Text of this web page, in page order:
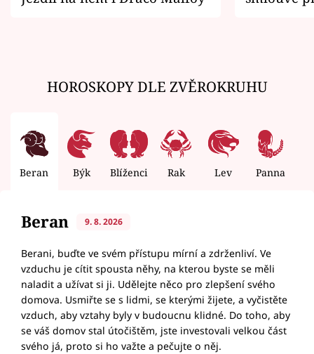
HOROSKOPY DLE ZVĚROKRUHU
Beran Býk Blíženci Rak Lev Panna
Beran 9. 8. 2026
Berani, buďte ve svém přístupu mírní a zdrženliví. Ve
vzduchu je cítit spousta něhy, na kterou byste se měli
naladit a užívat si ji. Udělejte něco pro zlepšení svého
domova. Usmiřte se s lidmi, se kterými žijete, a vyčistěte
vzduch, aby vztahy byly v budoucnu klidné. Do toho, aby
se váš domov stal útočištěm, jste investovali velkou část
svého já, proto si ho važte a pečujte o něj.